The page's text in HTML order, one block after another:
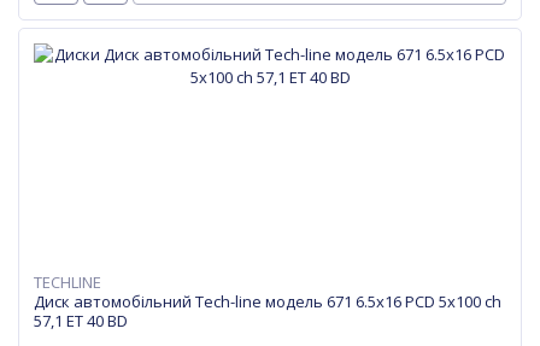
TECHLINE
Диск автомобільний Tech-line модель 671 6.5х16 PCD 5x100 ch
57,1 ET 40 BD